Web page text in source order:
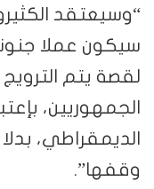
“وسيعتقد
سيكون عملا
لقصة يتم
الجمهوريين،
الديمقراطي،
وقفها”.